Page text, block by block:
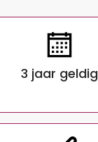
3 jaar geldig